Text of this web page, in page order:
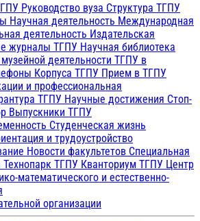
Руководство вуза Структура ТГПУ
Научная деятельность Международная
деятельность Издательская
журналы ТГПУ Научная библиотека
деятельности ТГПУ в
Корпуса ТГПУ Прием в ТГПУ
и профессиональная
ТГПУ Научные достижения Стоп-
Выпускники ТГПУ
Студенческая жизнь
и трудоустройство
Новости факультетов Специальная
Технопарк ТГПУ Кванториум ТГПУ Центр
математического и естественно-
организации